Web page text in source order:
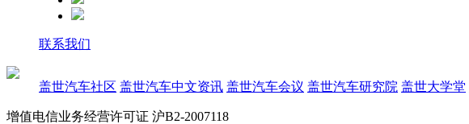
联系我们
盖世汽车社区 盖世汽车中文资讯 盖世汽车会议 盖世汽车研究院 盖世大学堂
增值电信业务经营许可证 沪B2-2007118